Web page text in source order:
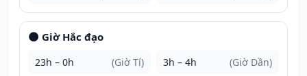
🌑 Giờ Hắc đạo
23h – 0h (Giờ Tí) 3h – 4h (Giờ Dần)